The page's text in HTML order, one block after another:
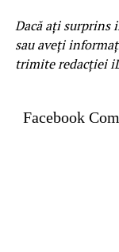
Dacă ați surprins
sau aveți
trimite redacției
Facebook